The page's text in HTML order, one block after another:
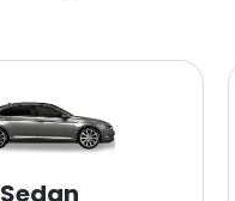
Sedan